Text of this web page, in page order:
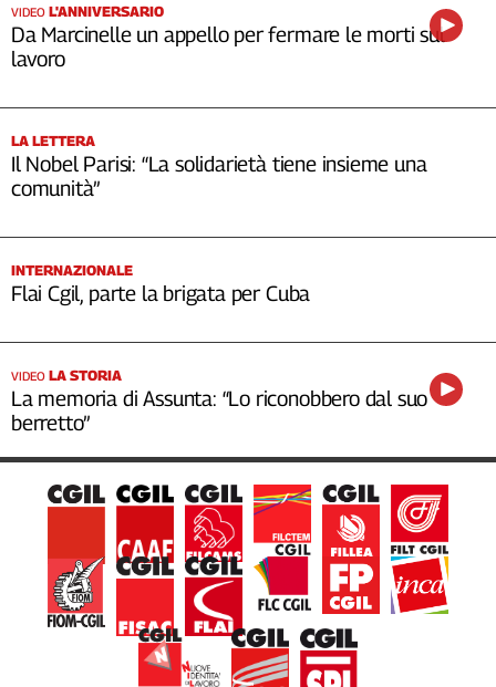
Social
VIDEO L'ANNIVERSARIO
Da Marcinelle un appello per fermare le morti sul
lavoro
LA LETTERA
Il Nobel Parisi: “La solidarietà tiene insieme una
comunità”
INTERNAZIONALE
Flai Cgil, parte la brigata per Cuba
VIDEO LA STORIA
La memoria di Assunta: “Lo riconobbero dal suo
berretto”